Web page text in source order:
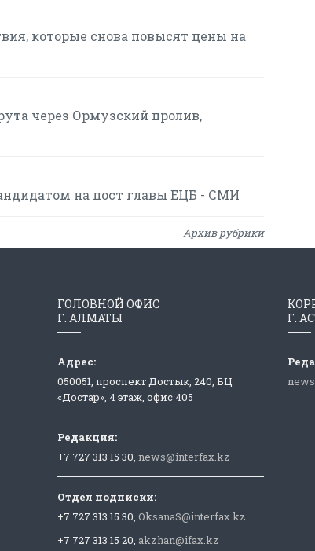
которые снова повысят цены на
через Ормузский пролив,
на пост главы ЕЦБ - СМИ
Архив рубрики
ГОЛОВНОЙ ОФИС
Г. АЛМАТЫ
Адрес:
050051, проспект Достык, 240, БЦ
«Достар», 4 этаж, офис 405
Редакция:
+7 727 313 15 30, news@interfax.kz
Отдел подписки:
+7 727 313 15 30, OksanaS@interfax.kz
+7 727 313 15 20, akzhan@ifax.kz
Г.